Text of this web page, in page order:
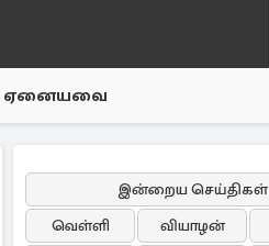
ஏனையவை
இன்றைய செய்திகள்
வெள்ளி
வியாழன்